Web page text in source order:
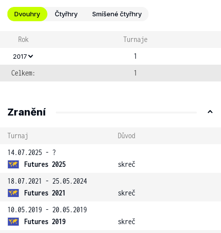
Dvouhry Čtyřhry Smíšené čtyřhry
Rok Turnaje
2017
1
Celkem:
1
Zranění
Turnaj
Důvod
14.07.2025 - ?
Futures 2025
skreč
18.07.2021 - 25.05.2024
Futures 2021
skreč
10.05.2019 - 20.05.2019
Futures 2019
skreč